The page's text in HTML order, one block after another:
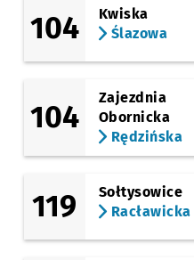
Dworska
(Gwarecka)
Kozanów (Dokerska)
(Kozanowska)
Kozanów
Dzielna
(Kozanowska)
Wiślańska
104
Kwiska
Ślazowa
104
Zajezdnia
Obornicka
Rędzińska
119
Sołtysowice
Racławicka